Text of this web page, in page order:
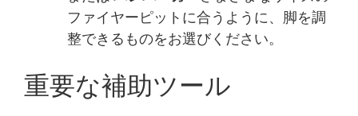
ファイヤーピットに合うように、脚を調
整できるものをお選びください。
重要な補助ツール